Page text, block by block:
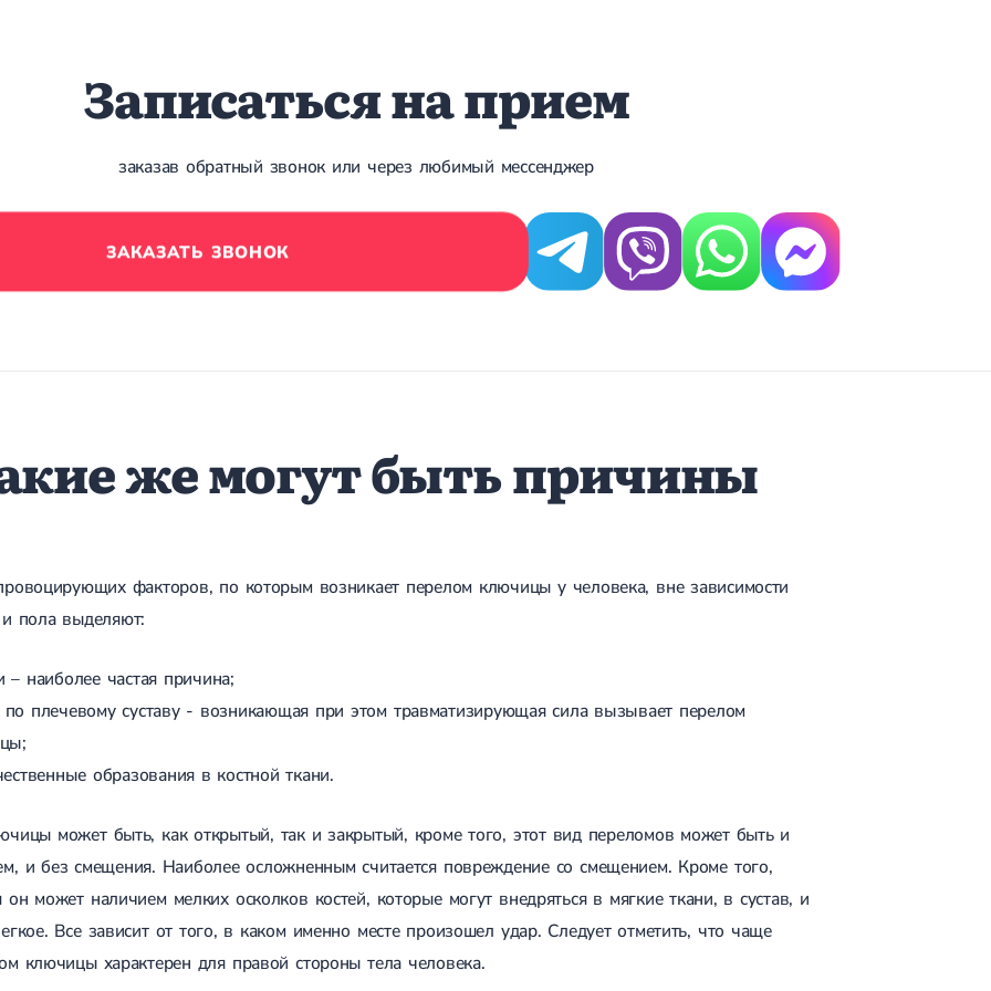
Записаться на прием
заказав обратный звонок или через любимый мессенджер
ЗАКАЗАТЬ ЗВОНОК
же могут быть причины
факторов, по которым возникает перелом ключицы у человека, вне зависимости
и пола выделяют:
– наиболее частая причина;
плечевому суставу - возникающая при этом травматизирующая сила вызывает перелом
образования в костной ткани.
может быть, как открытый, так и закрытый, кроме того, этот вид переломов может быть и
и без смещения. Наиболее осложненным считается повреждение со смещением. Кроме того,
он может наличием мелких осколков костей, которые могут внедряться в мягкие ткани, в сустав, и
Все зависит от того, в каком именно месте произошел удар. Следует отметить, что чаще
ключицы характерен для правой стороны тела человека.